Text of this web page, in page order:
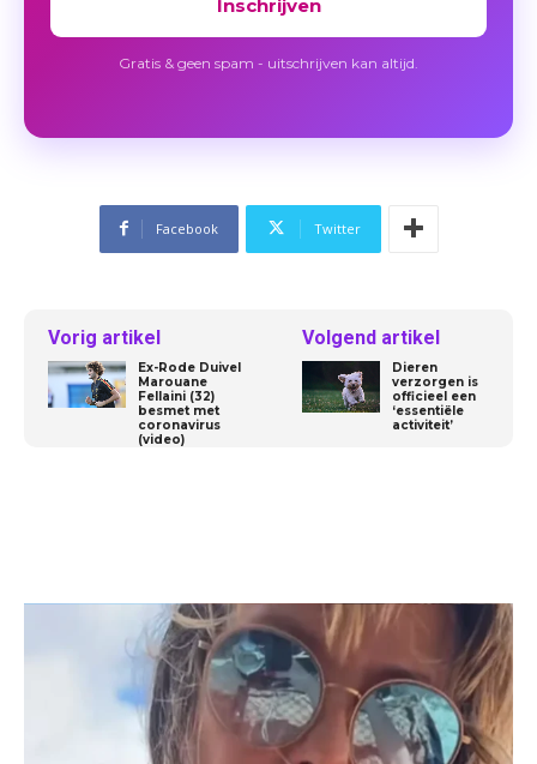
Inschrijven
Gratis & geen spam - uitschrijven kan altijd.
Facebook Twitter
Vorig artikel
Ex-Rode Duivel
Marouane
Fellaini (32)
besmet met
coronavirus
(video)
Volgend artikel
Dieren
verzorgen is
officieel een
‘essentiële
activiteit’